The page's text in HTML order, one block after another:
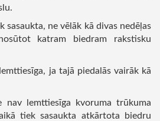
sasaukta, ne vēlāk kā divas nedēļas
katram biedram rakstisku
ja tajā piedalās vairāk kā
nav lemttiesīga kvoruma trūkuma
tiek sasaukta atkārtota biedru